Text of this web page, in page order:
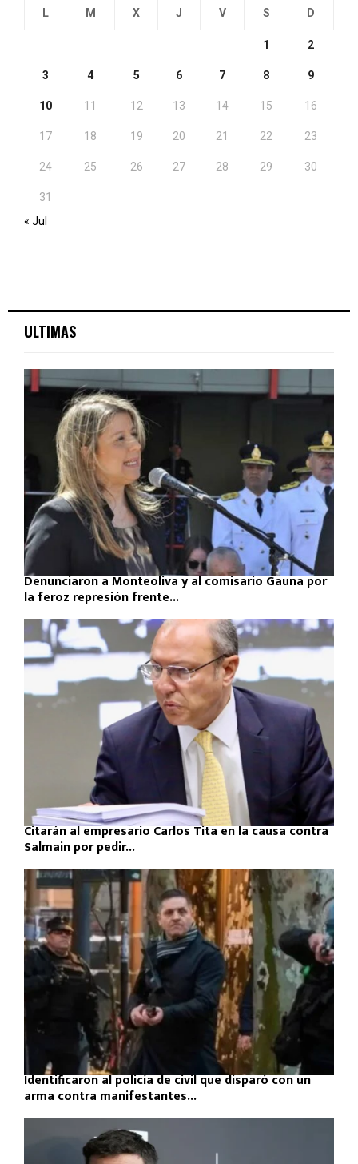
L M X J V S D
1 2
3 4 5 6 7 8 9
10 11 12 13 14 15 16
17 18 19 20 21 22 23
24 25 26 27 28 29 30
31
« Jul
ULTIMAS
Denunciaron a Monteoliva y al comisario Gauna por
la feroz represión frente...
Citarán al empresario Carlos Tita en la causa contra
Salmain por pedir...
Identificaron al policía de civil que disparó con un
arma contra manifestantes...